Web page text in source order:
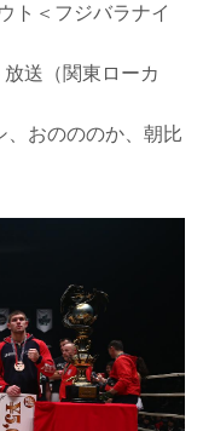
ト＜フジバラナイ
送（関東ローカ
、おのののか、朝比